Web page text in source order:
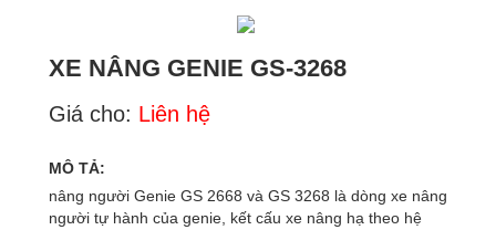
XE NÂNG GENIE GS-3268
Giá cho: Liên hệ
MÔ TẢ:
nâng người Genie GS 2668 và GS 3268 là dòng xe nâng
người tự hành của genie, kết cấu xe nâng hạ theo hệ